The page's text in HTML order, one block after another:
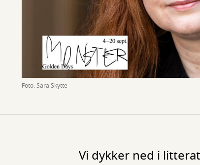
Foto: Sara Skytte
Vi dykker ned i